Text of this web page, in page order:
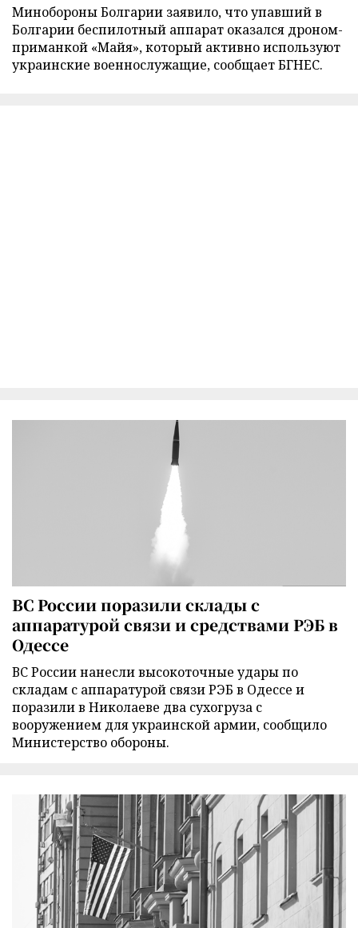
Минобороны Болгарии заявило, что упавший в
Болгарии беспилотный аппарат оказался дроном-
приманкой «Майя», который активно используют
украинские военнослужащие, сообщает БГНЕС.
ВС России поразили склады с
аппаратурой связи и средствами РЭБ в
Одессе
ВС России нанесли высокоточные удары по
складам с аппаратурой связи РЭБ в Одессе и
поразили в Николаеве два сухогруза с
вооружением для украинской армии, сообщило
Министерство обороны.